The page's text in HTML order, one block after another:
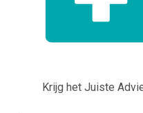
Krijg het Juiste